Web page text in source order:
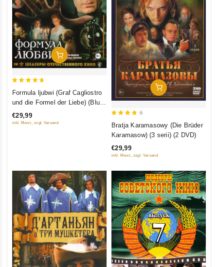
In Den Warenkorb
out of 5
Formula ljubwi (Graf Cagliostro
und die Formel der Liebe) (Blu-
Ray)
€29,99
inkl. Mwst., zzgl. Versand
In Den Warenkorb
out of
Bratja Karamasowy (Die Brüder
Karamasow) (3 serii) (2 DVD)
€29,99
inkl. Mwst., zzgl. Versand